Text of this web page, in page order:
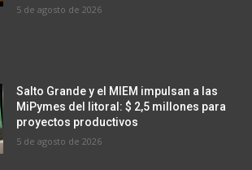
5 de agosto de 2026
Salto Grande y el MIEM impulsan a las
MiPymes del litoral: $ 2,5 millones para
proyectos productivos
5 de agosto de 2026